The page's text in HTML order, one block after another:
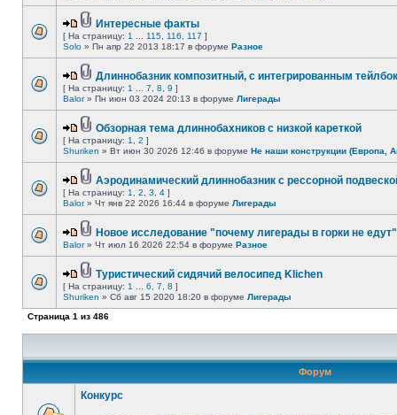
Интересные факты
[ На страницу: 1 115 116 117 ]
Solo » Пн апр 22 2013 18:17 в форуме Разное
Длиннобазник композитный, с интегрированным
[ На страницу: 1 7 8 9 ]
Balor» Пн июн 03 2024 20:13 в форуме Лигерады
Обзорная тема длиннобахников с низкой кареткой
[ На страницу: 1 2 ]
Shuriken » Вт июн 30 2026 12:46 в форуме Не наши конструкции (Европа,
Аэродинамический длиннобазник с рессорной
[ На страницу: 1 2 3 4 ]
Balor» Чт янв 22 2026 16:44 в форуме Лигерады
Новое исследование "почему лигерады в горки не
Balor» Чт июл 16 2026 22:54 в форуме Разное
Туристический сидячий велосипед Klichen
[ На страницу: 1 6 7 8 ]
Shuriken » Сб авг 15 2020 18:20 в форуме Лигерады
Страница 1 из 486
Форум
Конкурс